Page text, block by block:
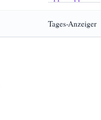
Tages-Anzeiger